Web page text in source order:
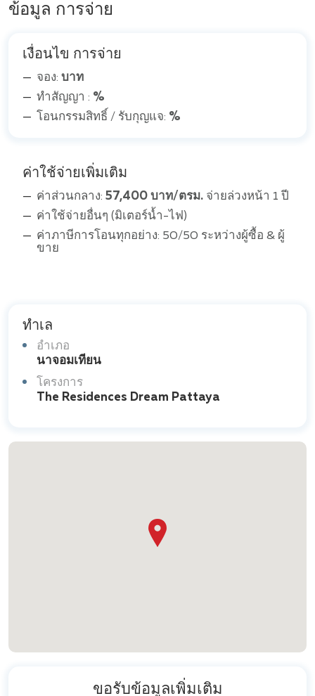
ข้อมูล การจ่าย
เงื่อนไข การจ่าย
จอง: บาท
ทำสัญญา : %
โอนกรรมสิทธิ์ / รับกุญแจ: %
ค่าใช้จ่ายเพิ่มเติม
ค่าส่วนกลาง: 57,400 บาท/ตรม. จ่ายล่วงหน้า 1 ปี
ค่าใช้จ่ายอื่นๆ (มิเตอร์น้ำ-ไฟ)
ค่าภาษีการโอนทุกอย่าง: 50/50 ระหว่างผู้ซื้อ & ผู้
ขาย
ทำเล
อำเภอ
นาจอมเทียน
โครงการ
The Residences Dream Pattaya
ขอรับข้อมูลเพิ่มเติม